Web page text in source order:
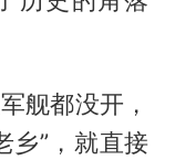
舰都没开，
乡”，就直接